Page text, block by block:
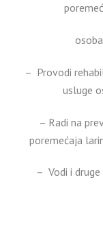
– Provodi
usluge
– Radi na
poremećaja
– Vodi i